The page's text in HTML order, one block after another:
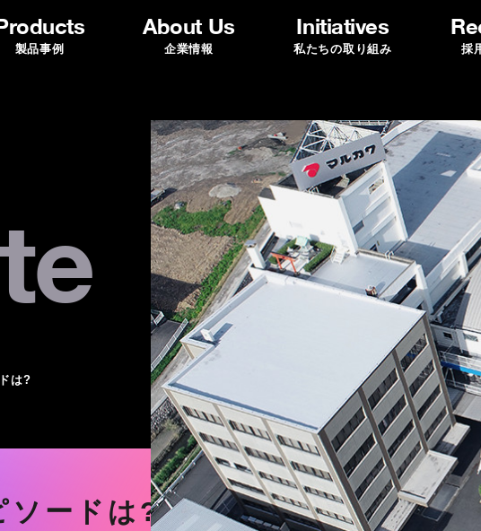
製品事例
About Us
企業情報
Initiatives
私たちの取り組み 採
は?
ソードは?